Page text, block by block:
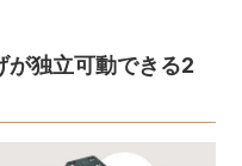
が独立可動できる2